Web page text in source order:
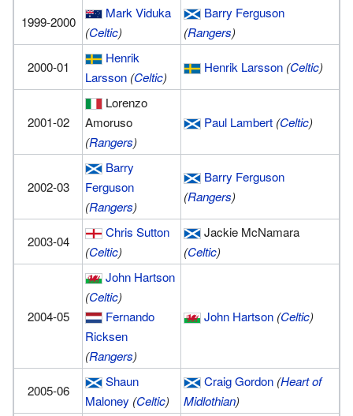
1999-2000
Mark Viduka
(Celtic)
Barry Ferguson
(Rangers)
2000-01
Henrik
Larsson (Celtic)
Henrik Larsson (Celtic)
2001-02
Lorenzo
Amoruso
(Rangers)
Paul Lambert (Celtic)
2002-03
Barry
Ferguson
(Rangers)
Barry Ferguson
(Rangers)
2003-04
Chris Sutton
(Celtic)
Jackie McNamara
(Celtic)
2004-05
John Hartson
(Celtic)
Fernando
Ricksen
(Rangers)
John Hartson (Celtic)
2005-06
Shaun
Maloney (Celtic)
Craig Gordon (Heart of
Midlothian)